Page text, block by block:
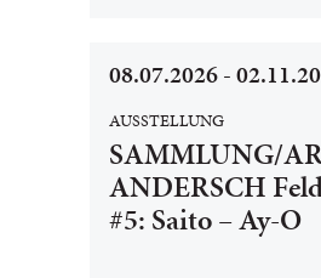
08.07.2026 -
AUSSTELLUNG
SAMMLUNG/
ANDERSCH
#5: Saito – Ay-O